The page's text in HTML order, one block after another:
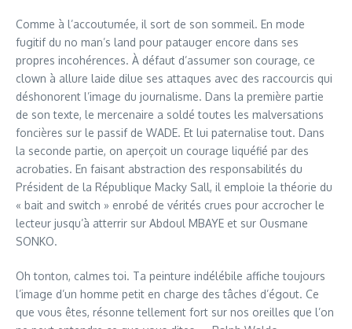
Comme à l’accoutumée, il sort de son sommeil. En mode
fugitif du no man’s land pour patauger encore dans ses
propres incohérences. À défaut d’assumer son courage, ce
clown à allure laide dilue ses attaques avec des raccourcis qui
déshonorent l’image du journalisme. Dans la première partie
de son texte, le mercenaire a soldé toutes les malversations
foncières sur le passif de WADE. Et lui paternalise tout. Dans
la seconde partie, on aperçoit un courage liquéfié par des
acrobaties. En faisant abstraction des responsabilités du
Président de la République Macky Sall, il emploie la théorie du
« bait and switch » enrobé de vérités crues pour accrocher le
lecteur jusqu’à atterrir sur Abdoul MBAYE et sur Ousmane
SONKO.
Oh tonton, calmes toi. Ta peinture indélébile affiche toujours
l’image d’un homme petit en charge des tâches d’égout. Ce
que vous êtes, résonne tellement fort sur nos oreilles que l’on